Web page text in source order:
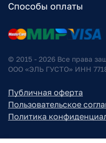
Способы оплаты
© 2015 - 2026 Все права
ООО «ЭЛЬ ГУСТО» ИНН
Публичная оферта
Пользовательское
Политика